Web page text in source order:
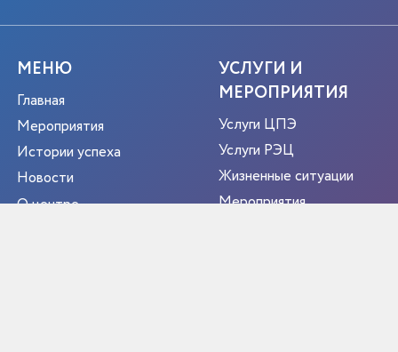
МЕНЮ
Главная
Мероприятия
Истории успеха
Новости
О центре
УСЛУГИ И
МЕРОПРИЯТИЯ
Услуги ЦПЭ
Услуги РЭЦ
Жизненные ситуации
Мероприятия